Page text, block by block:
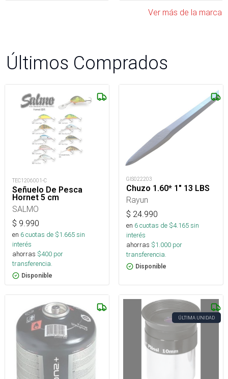
Ver más de la marca
Últimos Comprados
TEC1206001-C
Señuelo De Pesca
Hornet 5 cm
SALMO
$ 9.990
en 6cuotas de $1.665sin
interés
ahorras $400 por
transferencia.
Disponible
GIS022203
Chuzo 1.60* 1" 13 LBS
Rayun
$ 24.990
en 6cuotas de $4.165sin
interés
ahorras $1.000 por
transferencia.
Disponible
ÚLTIMA UNIDAD